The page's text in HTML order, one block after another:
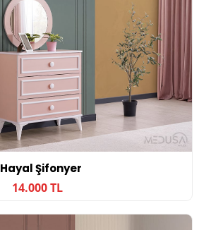
Hayal Şifonyer
14.000 TL